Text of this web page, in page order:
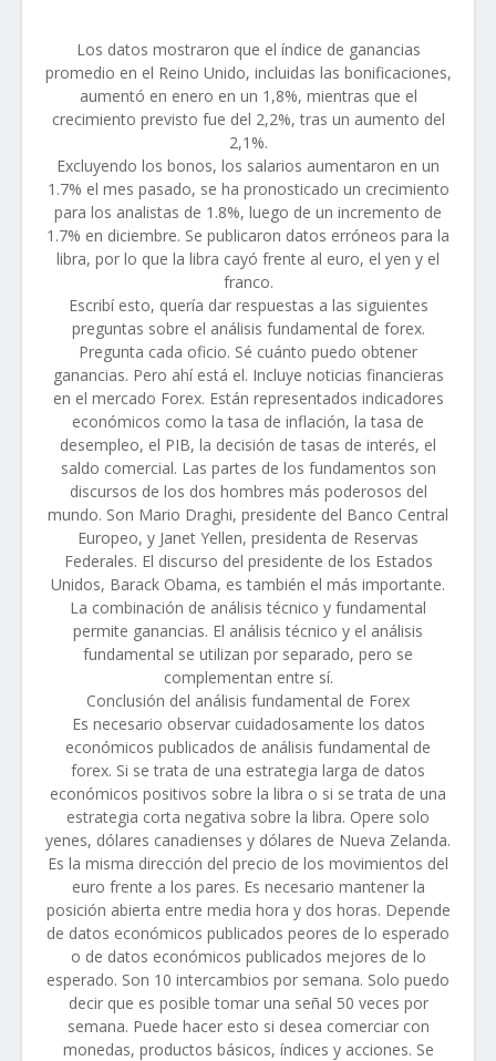
Los datos mostraron que el índice de ganancias
promedio en el Reino Unido, incluidas las bonificaciones,
aumentó en enero en un 1,8%, mientras que el
crecimiento previsto fue del 2,2%, tras un aumento del
2,1%.
Excluyendo los bonos, los salarios aumentaron en un
1.7% el mes pasado, se ha pronosticado un crecimiento
para los analistas de 1.8%, luego de un incremento de
1.7% en diciembre. Se publicaron datos erróneos para la
libra, por lo que la libra cayó frente al euro, el yen y el
franco.
Escribí esto, quería dar respuestas a las siguientes
preguntas sobre el análisis fundamental de forex.
Pregunta cada oficio. Sé cuánto puedo obtener
ganancias. Pero ahí está el. Incluye noticias financieras
en el mercado Forex. Están representados indicadores
económicos como la tasa de inflación, la tasa de
desempleo, el PIB, la decisión de tasas de interés, el
saldo comercial. Las partes de los fundamentos son
discursos de los dos hombres más poderosos del
mundo. Son Mario Draghi, presidente del Banco Central
Europeo, y Janet Yellen, presidenta de Reservas
Federales. El discurso del presidente de los Estados
Unidos, Barack Obama, es también el más importante.
La combinación de análisis técnico y fundamental
permite ganancias. El análisis técnico y el análisis
fundamental se utilizan por separado, pero se
complementan entre sí.
Conclusión del análisis fundamental de Forex
Es necesario observar cuidadosamente los datos
económicos publicados de análisis fundamental de
forex. Si se trata de una estrategia larga de datos
económicos positivos sobre la libra o si se trata de una
estrategia corta negativa sobre la libra. Opere solo
yenes, dólares canadienses y dólares de Nueva Zelanda.
Es la misma dirección del precio de los movimientos del
euro frente a los pares. Es necesario mantener la
posición abierta entre media hora y dos horas. Depende
de datos económicos publicados peores de lo esperado
o de datos económicos publicados mejores de lo
esperado. Son 10 intercambios por semana. Solo puedo
decir que es posible tomar una señal 50 veces por
semana. Puede hacer esto si desea comerciar con
monedas, productos básicos, índices y acciones. Se